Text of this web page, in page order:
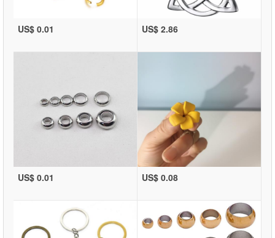
US$ 0.01 US$ 2.86
US$ 0.01 US$ 0.08